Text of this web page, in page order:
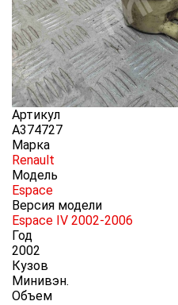
Артикул
A374727
Марка
Renault
Модель
Espace
Версия модели
Espace IV 2002-2006
Год
2002
Кузов
Минивэн.
Объем